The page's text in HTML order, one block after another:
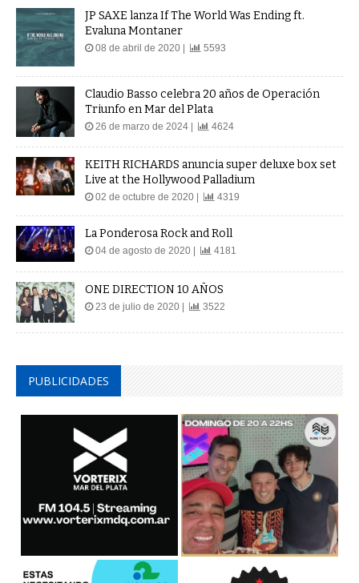
JP SAXE lanza If The World Was Ending ft.
Evaluna Montaner
08 de abril de 2020 | 5593
Claudio Basso celebra 20 años de Operación
Triunfo en Mar del Plata
26 de marzo de 2024 | 4624
KEITH RICHARDS anuncia super deluxe box set
Live at the Hollywood Palladium
02 de octubre de 2020 | 4319
La Ponderosa Rock and Roll
04 de agosto de 2020 | 4181
ONE DIRECTION 10 AÑOS
23 de julio de 2020 | 3522
PUBLICIDADES